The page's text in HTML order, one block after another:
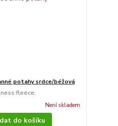
potahy srdce/béžová
fleece.
Není skladem
do košíku